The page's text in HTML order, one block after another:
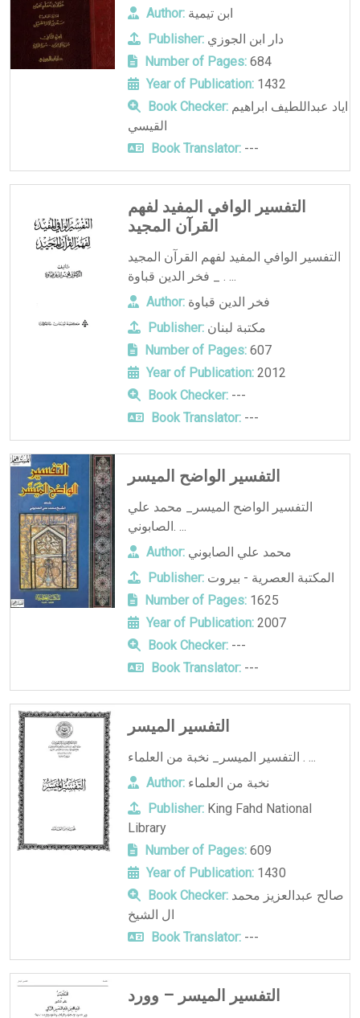
Author: ابن تيمية
Publisher: دار ابن الجوزي
Number of Pages:684
Year of Publication:1432
Book Checker:اياد عبداللطيف ابراهيم
القيسي
Book Translator:---
التفسير الوافي المفيد لفهم
القرآن المجيد
التفسير الوافي المفيد لفهم القرآن المجيد
_ فخر الدين قباوة . ...
Author: فخر الدين قباوة
Publisher: مكتبة لبنان
Number of Pages:607
Year of Publication:2012
Book Checker:---
Book Translator:---
التفسير الواضح الميسر
التفسير الواضح الميسر_ محمد علي
الصابوني. ...
Author: محمد علي الصابوني
Publisher: المكتبة العصرية - بيروت
Number of Pages:1625
Year of Publication:2007
Book Checker:---
Book Translator:---
التفسير الميسر
التفسير الميسر_ نخبة من العلماء . ...
Author: نخبة من العلماء
Publisher: King Fahd National
Library
Number of Pages:609
Year of Publication:1430
Book Checker:صالح عبدالعزيز محمد
ال الشيخ
Book Translator:---
التفسير الميسر – وورد